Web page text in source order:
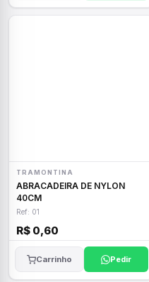
TRAMONTINA
ABRACADEIRA DE NYLON
40CM
Ref: 01
R$ 0,60
Carrinho Pedir